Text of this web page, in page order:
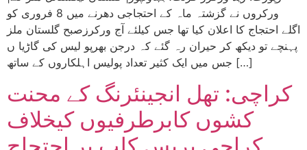
ورکروں نے گزشتہ ماہ کے احتجاجی دھرنے میں 8 فروری کو
اگلے احتجاج کا اعلان کیا تھا جس کیلئے آج ورکرزصبح گلستان ملز
پہنچے تو دیکھ کر حیران رہ گئے کہ درجن بھرپو لیس کی گاڑیا ں
جس میں ایک کثیر تعداد پولیس اہلکاروں کے ساتھ […]
کراچی: تھل انجینئرنگ کے محنت
کشوں کابرطرفیوں کیخلاف